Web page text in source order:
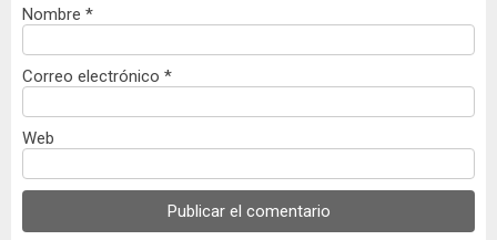
Nombre *
Correo electrónico *
Web